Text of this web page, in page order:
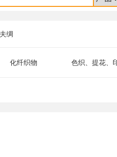
绸
化纤织物
色织、提花、